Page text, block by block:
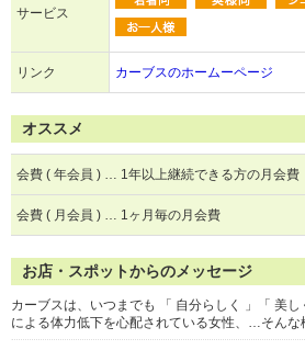
サービス
リンク カーブスのホームーページ
オススメ
会費 ( 年会員 ) … 1年以上継続できる方の月会費
会費 ( 月会員 ) … 1ヶ月毎の月会費
お店・スポットからのメッセージ
カーブスは、いつまでも 「 自分らしく 」「 美
による体力低下を心配されている女性、…そん